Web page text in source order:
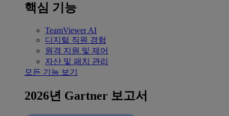
핵심 기능
TeamViewer AI
디지털 직원 경험
원격 지원 및 제어
자산 및 패치 관리
모든 기능 보기
2026년 Gartner 보고서